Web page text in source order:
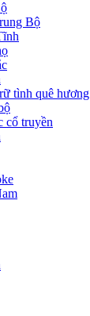
Bộ
tình quê hương
cổ truyền